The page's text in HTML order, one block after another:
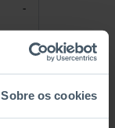
Sobre os cookies
-
- -